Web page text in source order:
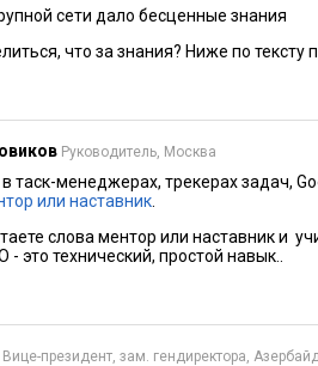
сети дало бесценные знания
что за знания? Ниже по тексту
Руководитель, Москва
таск-менеджерах, трекерах задач,
или наставник
слова ментор или наставник и
- это технический, простой навык..
Вице-президент, зам. гендиректора,